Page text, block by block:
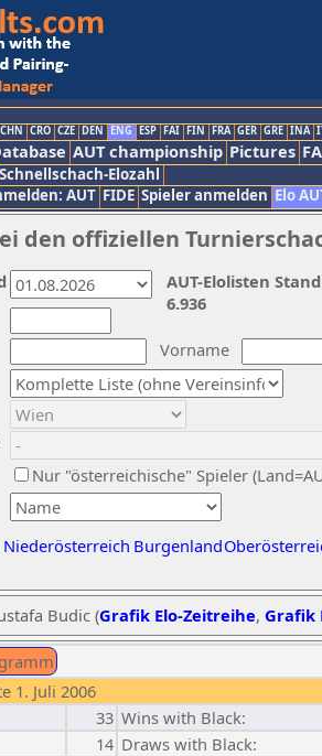
CHN CRO CZE DEN ENG ESP FAI FIN FRA GER GRE INA
AUT championship Pictures
Schnellschach-Elozahl
AUT FIDE Spieler anmelden Elo
den offiziellen
Vorname
Nur "österreichische" Spieler
Niederösterreich Burgenland
AUT-Elolisten
6.936
Budic (Grafik Elo-Zeitreihe, Grafik
1. Juli 2006
33 Wins with Black:
14 Draws with Black: